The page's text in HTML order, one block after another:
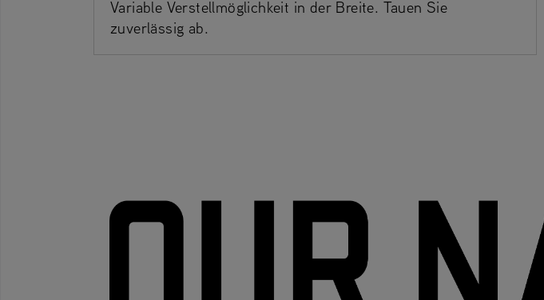
Variable Verstellmöglichkeit in der Breite. Tauen Sie
zuverlässig ab.